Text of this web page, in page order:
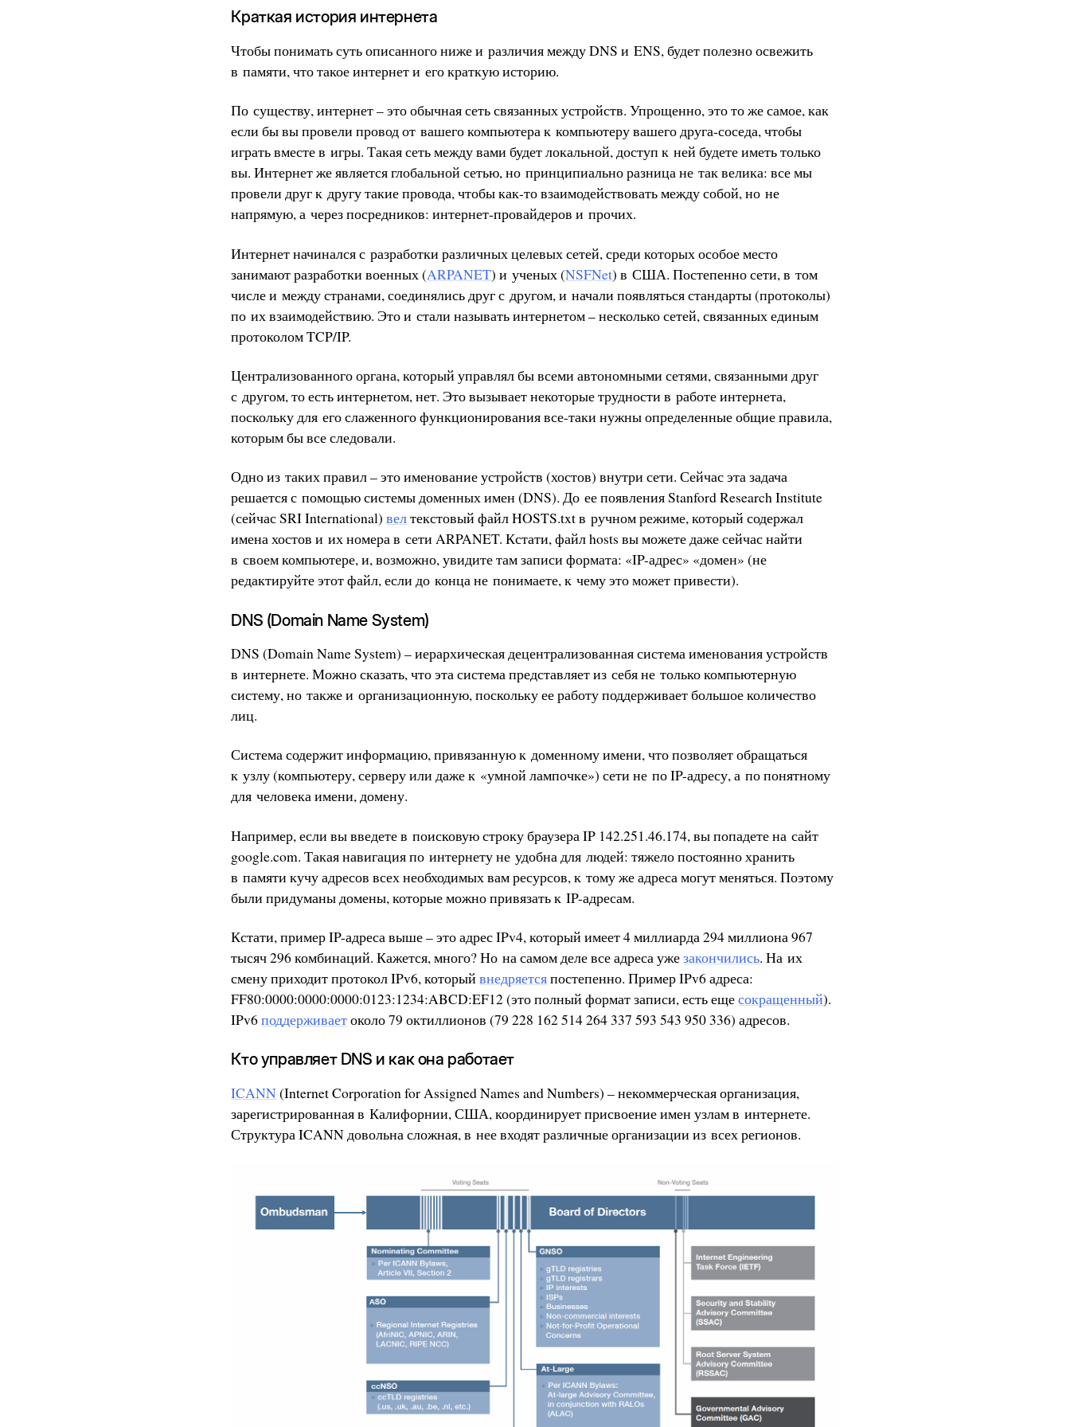
Краткая история интернета
Чтобы понимать суть описанного ниже и различия между DNS и ENS, будет полезно освежить
в памяти, что такое интернет и его краткую историю.
По существу, интернет – это обычная сеть связанных устройств. Упрощенно, это то же самое, как
если бы вы провели провод от вашего компьютера к компьютеру вашего друга-соседа, чтобы
играть вместе в игры. Такая сеть между вами будет локальной, доступ к ней будете иметь только
вы. Интернет же является глобальной сетью, но принципиально разница не так велика: все мы
провели друг к другу такие провода, чтобы как-то взаимодействовать между собой, но не
напрямую, а через посредников: интернет-провайдеров и прочих.
Интернет начинался с разработки различных целевых сетей, среди которых особое место
занимают разработки военных (ARPANET) и ученых (NSFNet) в США. Постепенно сети, в том
числе и между странами, соединялись друг с другом, и начали появляться стандарты (протоколы)
по их взаимодействию. Это и стали называть интернетом – несколько сетей, связанных единым
протоколом TCP/IP.
Централизованного органа, который управлял бы всеми автономными сетями, связанными друг
с другом, то есть интернетом, нет. Это вызывает некоторые трудности в работе интернета,
поскольку для его слаженного функционирования все-таки нужны определенные общие правила,
которым бы все следовали.
Одно из таких правил – это именование устройств (хостов) внутри сети. Сейчас эта задача
решается с помощью системы доменных имен (DNS). До ее появления Stanford Research Institute
(сейчас SRI International)велтекстовый файл HOSTS.txt в ручном режиме, который содержал
имена хостов и их номера в сети ARPANET. Кстати, файл hosts вы можете даже сейчас найти
в своем компьютере, и, возможно, увидите там записи формата: «IP-адрес» «домен» (не
редактируйте этот файл, если до конца не понимаете, к чему это может привести).
DNS (Domain Name System)
DNS (Domain Name System) – иерархическая децентрализованная система именования устройств
в интернете. Можно сказать, что эта система представляет из себя не только компьютерную
систему, но также и организационную, поскольку ее работу поддерживает большое количество
лиц.
Система содержит информацию, привязанную к доменному имени, что позволяет обращаться
к узлу (компьютеру, серверу или даже к «умной лампочке») сети не по IP-адресу, а по понятному
для человека имени, домену.
Например, если вы введете в поисковую строку браузера IP 142.251.46.174, вы попадете на сайт
google.com. Такая навигация по интернету не удобна для людей: тяжело постоянно хранить
в памяти кучу адресов всех необходимых вам ресурсов, к тому же адреса могут меняться. Поэтому
были придуманы домены, которые можно привязать к IP-адресам.
Кстати, пример IP-адреса выше – это адрес IPv4, который имеет 4 миллиарда 294 миллиона 967
тысяч 296 комбинаций. Кажется, много? Но на самом деле все адреса ужезакончились. На их
смену приходит протокол IPv6, которыйвнедряетсяпостепенно. Пример IPv6 адреса:
FF80:0000:0000:0000:0123:1234:ABCD:EF12 (это полный формат записи, есть ещесокращенный).
IPv6поддерживаетоколо 79 октиллионов (79 228 162 514 264 337 593 543 950 336) адресов.
Кто управляет DNS и как она работает
ICANN(Internet Corporation for Assigned Names and Numbers) – некоммерческая организация,
зарегистрированная в Калифорнии, США, координирует присвоение имен узлам в интернете.
Структура ICANN довольна сложная, в нее входят различные организации из всех регионов.